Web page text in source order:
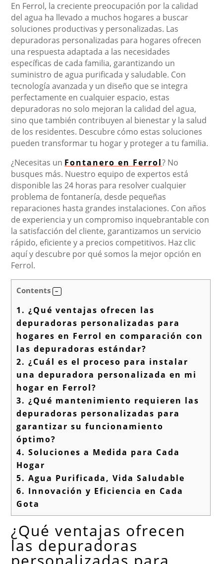
En Ferrol, la creciente preocupación por la calidad
del agua ha llevado a muchos hogares a buscar
soluciones productivas y personalizadas. Las
depuradoras personalizadas para hogares ofrecen
una respuesta adaptada a las necesidades
específicas de cada familia, garantizando un
suministro de agua purificada y saludable. Con
tecnología avanzada y un diseño que se integra
perfectamente en cualquier espacio, estas
depuradoras no solo mejoran la calidad del agua,
sino que también contribuyen al bienestar y la salud
de los residentes. Descubre cómo estas soluciones
pueden transformar tu hogar y proteger a tu familia.
¿Necesitas un Fontanero en Ferrol? No
busques más. Nuestro equipo de expertos está
disponible las 24 horas para resolver cualquier
problema de fontanería, desde pequeñas
reparaciones hasta grandes instalaciones. Con años
de experiencia y un compromiso inquebrantable con
la satisfacción del cliente, garantizamos un servicio
rápido, eficiente y a precios competitivos. Haz clic
aquí y descubre por qué somos la mejor opción en
Ferrol.
Contents
1. ¿Qué ventajas ofrecen las
depuradoras personalizadas para
hogares en Ferrol en comparación con
las depuradoras estándar?
2. ¿Cuál es el proceso para instalar
una depuradora personalizada en mi
hogar en Ferrol?
3. ¿Qué mantenimiento requieren las
depuradoras personalizadas para
garantizar su funcionamiento
óptimo?
4. Soluciones a Medida para Cada
Hogar
5. Agua Purificada, Vida Saludable
6. Innovación y Eficiencia en Cada
Gota
¿Qué ventajas ofrecen
las depuradoras